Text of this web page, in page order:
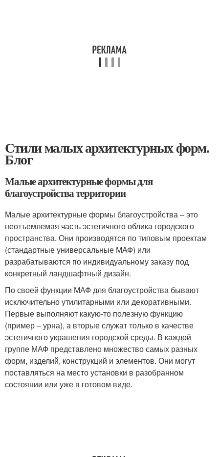
Стили малых архитектурных форм.
Блог
Малые архитектурные формы для
благоустройства территории
Малые архитектурные формы благоустройства – это
неотъемлемая часть эстетичного облика городского
пространства. Они производятся по типовым проектам
(стандартные универсальные МАФ) или
разрабатываются по индивидуальному заказу под
конкретный ландшафтный дизайн.
По своей функции МАФ для благоустройства бывают
исключительно утилитарными или декоративными.
Первые выполняют какую-то полезную функцию
(пример – урна), а вторые служат только в качестве
эстетичного украшения городской среды. В каждой
группе МАФ представлено множество самых разных
форм, изделий, конструкций и элементов. Они могут
поставляться на место установки в разобранном
состоянии или уже в готовом виде.